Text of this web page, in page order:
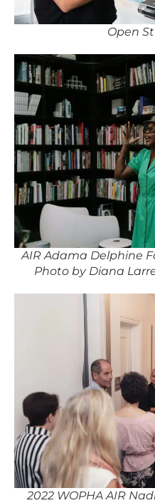
Open
AIR Adama Delphine
Photo by Diana
2022 WOPHA AIR